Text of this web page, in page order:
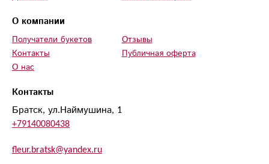
Контакты
Братск, ул.Наймушина, 1
+79140080438
fleur.bratsk@yandex.ru
О компании
Получатели букетов
Контакты
О нас
Отзывы
Публичная оферта